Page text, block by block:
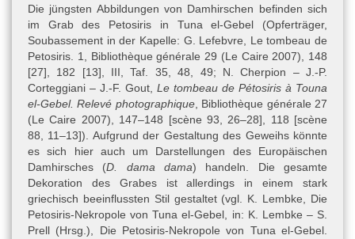
Literatur zu den Metadaten
- Étienne 2016: M. Étienne, Ostracon comportant un texte
médical, in: A. Charron – C. Barbotin (Hrsg.), Savoir et pouvoir à
l’époque de Ramsès II. Khâemouaset, le prince archéologue
(Arles/Gent 2016), 260.
- Lenormant 1857: F. Lenormant, Catalogue d’une collection
d’antiquités Égyptiennes (Paris 1857).
Eine vollständige Bibliographie finden Sie
hier
Online-Ressourcen
http://www.medizinische-papyri.de/Start/html/-
Die jüngsten Abbildungen von Damhirschen befinden sich
im Grab des Petosiris in Tuna el-Gebel (Opferträger,
Soubassement in der Kapelle: G. Lefebvre, Le tombeau de
Petosiris. 1, Bibliothèque générale 29 (Le Caire 2007) , 148
[27], 182 [13], III, Taf. 35, 48, 49; N. Cherpion – J.-P.
Corteggiani – J.-F. Gout, Le tombeau de Pétosiris à Touna
el-Gebel. Relevé photographique, Bibliothèque générale 27
(Le Caire 2007) , 147–148 [scène 93, 26–28], 118 [scène
88, 11–13]). Aufgrund der Gestaltung des Geweihs könnte
es sich hier auch um Darstellungen des Europäischen
Damhirsches (D. dama dama) handeln. Die gesamte
Dekoration des Grabes ist allerdings in einem stark
griechisch beeinflussten Stil gestaltet (vgl. K. Lembke, Die
Petosiris-Nekropole von Tuna el-Gebel, in: K. Lembke – S.
Prell (Hrsg.), Die Petosiris-Nekropole von Tuna el-Gebel.